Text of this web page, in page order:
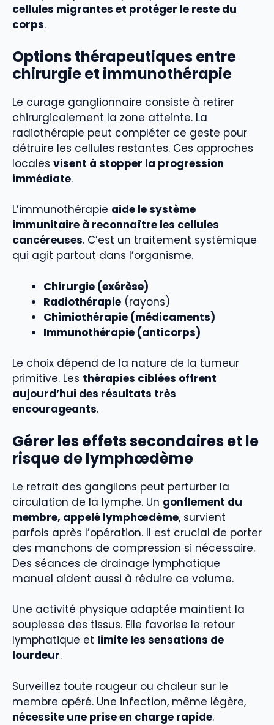
cellules migrantes et protéger le reste du
corps.
Options thérapeutiques entre
chirurgie et immunothérapie
Le curage ganglionnaire consiste à retirer
chirurgicalement la zone atteinte. La
radiothérapie peut compléter ce geste pour
détruire les cellules restantes. Ces approches
locales visent à stopper la progression
immédiate.
L’immunothérapie aide le système
immunitaire à reconnaître les cellules
cancéreuses. C’est un traitement systémique
qui agit partout dans l’organisme.
Chirurgie (exérèse)
Radiothérapie (rayons)
Chimiothérapie (médicaments)
Immunothérapie (anticorps)
Le choix dépend de la nature de la tumeur
primitive. Les thérapies ciblées offrent
aujourd’hui des résultats très
encourageants.
Gérer les effets secondaires et le
risque de lymphœdème
Le retrait des ganglions peut perturber la
circulation de la lymphe. Un gonflement du
membre, appelé lymphœdème, survient
parfois après l’opération. Il est crucial de porter
des manchons de compression si nécessaire.
Des séances de drainage lymphatique
manuel aident aussi à réduire ce volume.
Une activité physique adaptée maintient la
souplesse des tissus. Elle favorise le retour
lymphatique et limite les sensations de
lourdeur.
Surveillez toute rougeur ou chaleur sur le
membre opéré. Une infection, même légère,
nécessite une prise en charge rapide.